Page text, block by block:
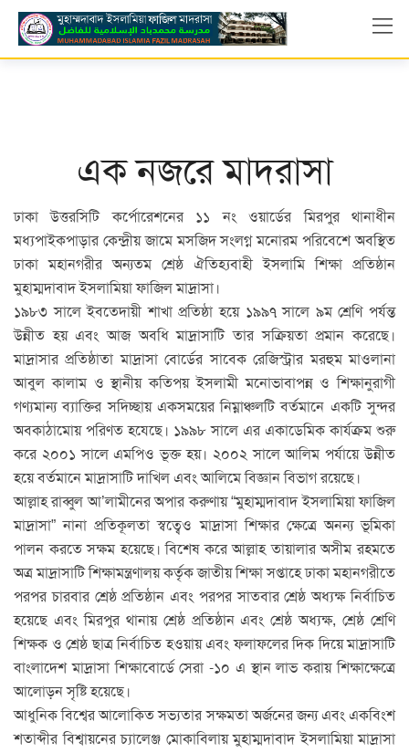
Skip
content
এক নজরে মাদরাসা
ঢাকা উত্তরসিটি কর্পোরেশনের ১১ নং ওয়ার্ডের মিরপুর থানাধীন
মধ্যপাইকপাড়ার কেন্দ্রীয় জামে মসজিদ সংলগ্ন মনোরম পরিবেশে অবস্থিত
ঢাকা মহানগরীর অন্যতম শ্রেষ্ঠ ঐতিহ্যবাহী ইসলামি শিক্ষা প্রতিষ্ঠান
মুহাম্মদাবাদ ইসলামিয়া ফাজিল মাদ্রাসা।
১৯৮৩ সালে ইবতেদায়ী শাখা প্রতিষ্ঠা হয়ে ১৯৯৭ সালে ৯ম শ্রেণি পর্যন্ত
উন্নীত হয় এবং আজ অবধি মাদ্রাসাটি তার সক্রিয়তা প্রমান করেছে।
মাদ্রাসার প্রতিষ্ঠাতা মাদ্রাসা বোর্ডের সাবেক রেজিস্ট্রার মরহুম মাওলানা
আবুল কালাম ও স্থানীয় কতিপয় ইসলামী মনোভাবাপন্ন ও শিক্ষানুরাগী
গণ্যমান্য ব্যাক্তির সদিচ্ছায় একসময়ের নিম্নাঞ্চলটি বর্তমানে একটি সুন্দর
অবকাঠামোয় পরিণত হযেছে। ১৯৯৮ সালে এর একাডেমিক কার্যক্রম শুরু
করে ২০০১ সালে এমপিও ভূক্ত হয়। ২০০২ সালে আলিম পর্যায়ে উন্নীত
হয়ে বর্তমানে মাদ্রাসাটি দাখিল এবং আলিমে বিজ্ঞান বিভাগ রয়েছে।
আল্লাহ রাব্বুল আ’লামীনের অপার করুণায় “মুহাম্মদাবাদ ইসলামিয়া ফাজিল
মাদ্রাসা” নানা প্রতিকূলতা স্বত্বেও মাদ্রাসা শিক্ষার ক্ষেত্রে অনন্য ভূমিকা
পালন করতে সক্ষম হয়েছে। বিশেষ করে আল্লাহ তায়ালার অসীম রহমতে
অত্র মাদ্রাসাটি শিক্ষামন্ত্রণালয় কর্তৃক জাতীয় শিক্ষা সপ্তাহে ঢাকা মহানগরীতে
পরপর চারবার শ্রেষ্ঠ প্রতিষ্ঠান এবং পরপর সাতবার শ্রেষ্ঠ অধ্যক্ষ নির্বাচিত
হয়েছে এবং মিরপুর থানায় শ্রেষ্ঠ প্রতিষ্ঠান এবং শ্রেষ্ঠ অধ্যক্ষ, শ্রেষ্ঠ শ্রেণি
শিক্ষক ও শ্রেষ্ঠ ছাত্র নির্বাচিত হওয়ায় এবং ফলাফলের দিক দিয়ে মাদ্রাসাটি
বাংলাদেশ মাদ্রাসা শিক্ষাবোর্ডে সেরা -১০ এ স্থান লাভ করায় শিক্ষাক্ষেত্রে
আলোড়ন সৃষ্টি হয়েছে।
আধুনিক বিশ্বের আলোকিত সভ্যতার সক্ষমতা অর্জনের জন্য এবং একবিংশ
শতাব্দীর বিশ্বায়নের চ্যালেঞ্জ মোকাবিলায় মুহাম্মদাবাদ ইসলামিয়া মাদ্রাসা